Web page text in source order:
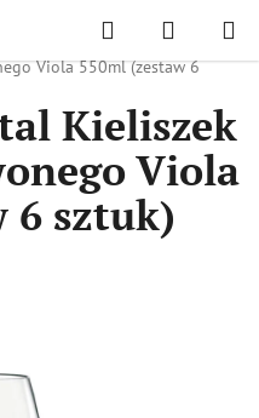
Szukaj KOSZYK
reklamowych /
Bohemia
Viola 550ml (zestaw 6
Kieliszek
Viola
6 sztuk)